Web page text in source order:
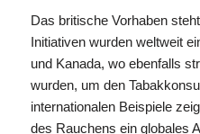
Das britische Vorhaben
Initiativen wurden weltweit
und Kanada, wo ebenfalls
wurden, um den
internationalen Beispiele
des Rauchens ein globales